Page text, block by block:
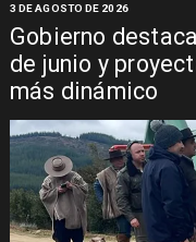
Gobierno
de junio y
más dinámico
3 DE AGOSTO DE 2026